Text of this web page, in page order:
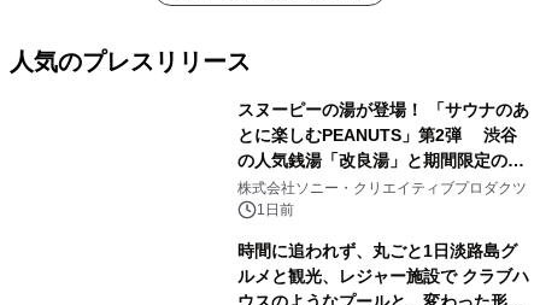
人気のプレスリリース
スヌーピーの湯が登場！ 「サウナのあ
とに楽しむPEANUTS」第2弾 渋谷
の人気銭湯「改良湯」と期間限定のコ
ラボレーション サウナイキタイコラ
ボグッズも発売決定！
株式会社ソニー・クリエイティブプロダクツ
1日前
時間に追われず、丸ごと1日淡路島グ
ルメと観光、レジャー施設で クラブハ